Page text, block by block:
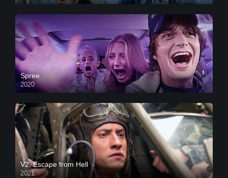
Spree
2020
V2. Escape from Hell
2021